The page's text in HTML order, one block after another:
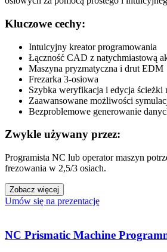
Kluczowe cechy:
Intuicyjny kreator programowania
Łączność CAD z natychmiastową
Maszyna pryzmatyczna i drut EDM
Frezarka 3-osiowa
Szybka weryfikacja i edycja ścieżki
Zaawansowane możliwości
Bezproblemowe generowanie
Zwykle używany przez:
Programista NC lub operator maszyn
frezowania w 2,5/3 osiach.
Zobacz więcej
Umów się na prezentację
NC Prismatic Machine